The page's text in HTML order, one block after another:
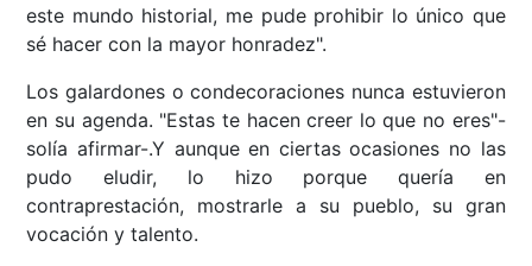
este mundo historial, me pude prohibir lo único que
sé hacer con la mayor honradez".
Los galardones o condecoraciones nunca estuvieron
en su agenda. "Estas te hacen creer lo que no eres"-
solía afirmar-.Y aunque en ciertas ocasiones no las
pudo eludir, lo hizo porque quería en
contraprestación, mostrarle a su pueblo, su gran
vocación y talento.